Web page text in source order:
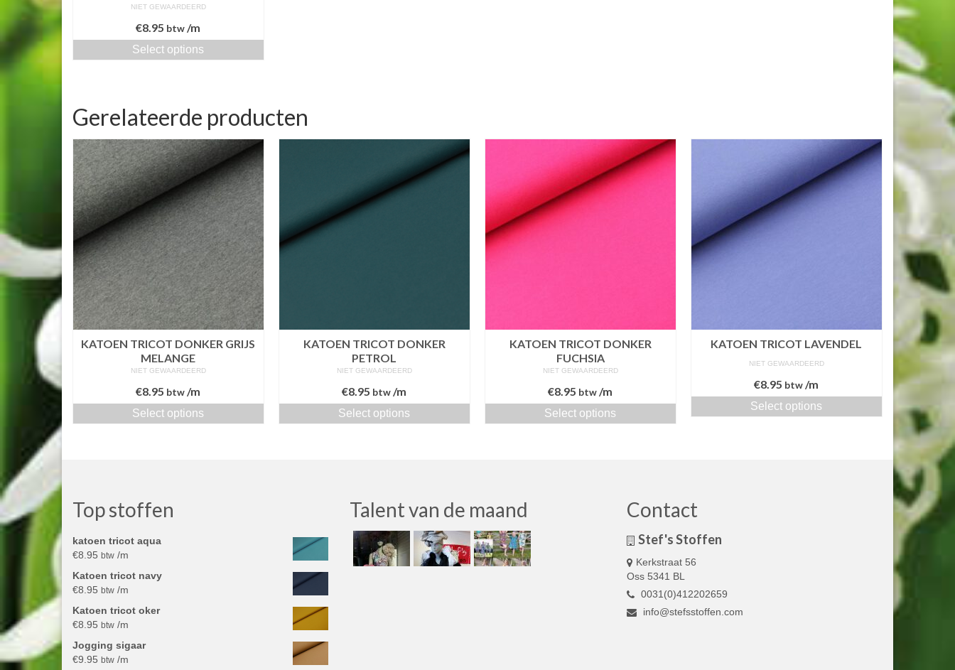
NIET GEWAARDEERD
€8.95 btw /m
Select options
Gerelateerde producten
KATOEN TRICOT DONKER GRIJS
MELANGE
NIET GEWAARDEERD
€8.95 btw /m
Select options
KATOEN TRICOT DONKER
PETROL
NIET GEWAARDEERD
€8.95 btw /m
Select options
KATOEN TRICOT DONKER
FUCHSIA
NIET GEWAARDEERD
€8.95 btw /m
Select options
KATOEN TRICOT LAVENDEL
NIET GEWAARDEERD
€8.95 btw /m
Select options
Top stoffen
katoen tricot aqua
€8.95 btw /m
Katoen tricot navy
€8.95 btw /m
Katoen tricot oker
€8.95 btw /m
Jogging sigaar
€9.95 btw /m
Talent van de maand Contact
Stef's Stoffen
Kerkstraat 56
Oss 5341 BL
0031(0)412202659
info@stefsstoffen.com